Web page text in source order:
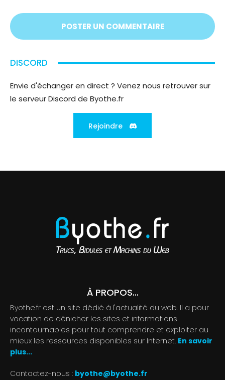
;)
DISCORD
Envie d'échanger en direct ? Venez nous retrouver sur
le serveur Discord de Byothe.fr
Rejoindre
À PROPOS...
Byothe.fr est un site dédié à l'actualité du web. Il a pour
vocation de dénicher les sites et informations
incontournables pour tout comprendre et exploiter au
mieux les ressources disponibles sur Internet. En savoir
plus...
Contactez-nous : byothe@byothe.fr